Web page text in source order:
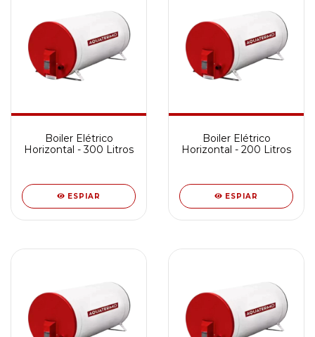
Boiler Elétrico
Horizontal - 300 Litros
ESPIAR
Boiler Elétrico
Horizontal - 200 Litros
ESPIAR